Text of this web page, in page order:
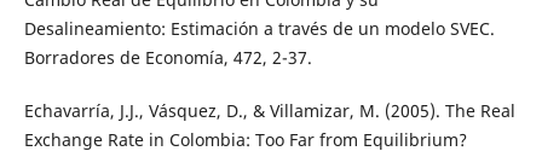
Desalineamiento: Estimación a través de un modelo SVEC.
Borradores de Economía, 472, 2-37.
Echavarría, J.J., Vásquez, D., & Villamizar, M. (2005). The Real
Exchange Rate in Colombia: Too Far from Equilibrium?